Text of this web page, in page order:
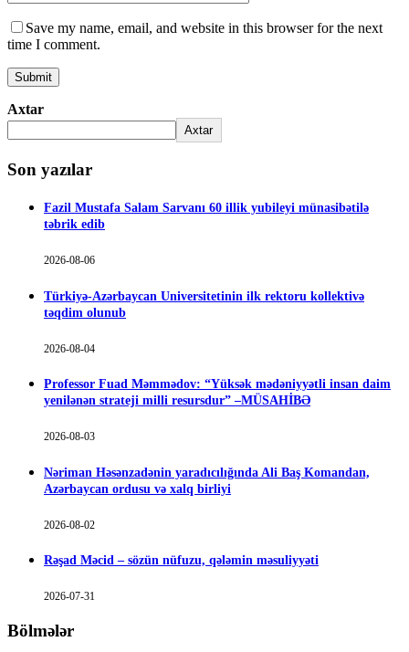
Save my name, email, and website in this browser for the next
time I comment.
Axtar
Axtar
Son yazılar
Fazil Mustafa Salam Sarvanı 60 illik yubileyi münasibətilə
təbrik edib
2026-08-06
Türkiyə-Azərbaycan Universitetinin ilk rektoru kollektivə
təqdim olunub
2026-08-04
Professor Fuad Məmmədov: “Yüksək mədəniyyətli insan daim
yenilənən strateji milli resursdur” –MÜSAHİBƏ
2026-08-03
Nəriman Həsənzadənin yaradıcılığında Ali Baş Komandan,
Azərbaycan ordusu və xalq birliyi
2026-08-02
Rəşad Məcid – sözün nüfuzu, qələmin məsuliyyəti
2026-07-31
Bölmələr